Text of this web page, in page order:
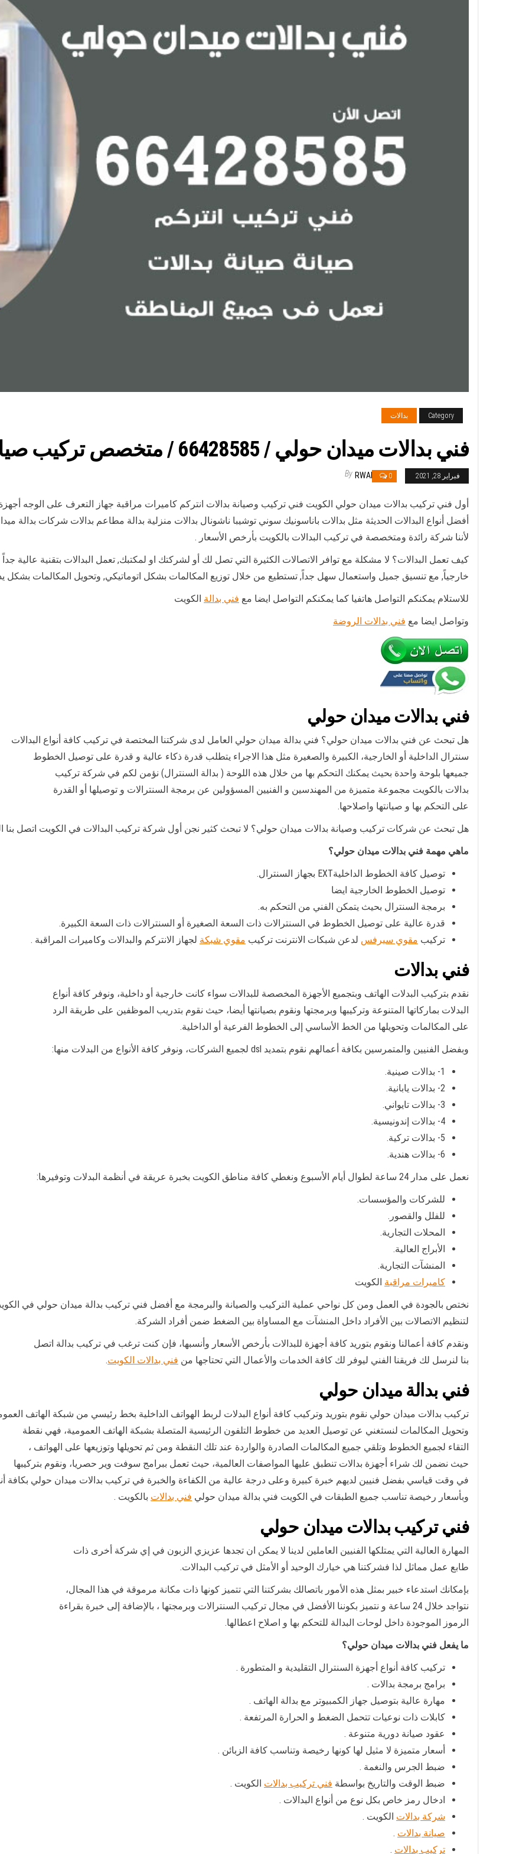
Category بدالات
فني بدالات ميدان حولي / 66428585 / متخصص تركيب صيانة بدالات ميدان حولي
فبراير 28, 2021 0
By RWAN
أول فني تركيب بدالات ميدان حولي الكويت فني تركيب وصيانة بدالات انتركم كاميرات مراقبة جهاز التعرف على الوجه
أفضل أنواع البدالات الحديثة مثل بدالات باناسونيك سوني توشيبا ناشونال بدالات منزلية بدالة مطاعم بدالات شركات بدالة
لأننا شركة رائدة ومتخصصة في تركيب البدالات بالكويت بأرخص الأسعار .
كيف تعمل البدالات؟ لا مشكلة مع توافر الاتصالات الكثيرة التي تصل لك أو لشركتك او لمكتبك, تعمل البدالات بتقنية عالية
خارجياً, مع تنسيق جميل واستعمال سهل جداً, تستطيع من خلال توزيع المكالمات بشكل اتوماتيكي, وتحويل المكالمات بشكل
للاستلام يمكنكم التواصل هاتفيا كما يمكنكم التواصل ايضا مع فني بدالة الكويت
وتواصل ايضا مع فني بدالات الروضة
فني بدالات ميدان حولي
هل تبحث عن فني بدالات ميدان حولي؟ فني بدالة ميدان حولي العامل لدى شركتنا المختصة في تركيب كافة أنواع البدالات
سنترال الداخلية أو الخارجية، الكبيرة والصغيرة مثل هذا الاجراء يتطلب قدرة ذكاء عالية و قدرة على توصيل الخطوط
جميعها بلوحة واحدة بحيث يمكنك التحكم بها من خلال هذه اللوحة ( بدالة السنترال) نؤمن لكم في شركة تركيب
بدالات بالكويت مجموعة متميزة من المهندسين و الفنيين المسؤولين عن برمجة السنترالات و توصيلها أو القدرة
على التحكم بها و صيانتها واصلاحها.
هل تبحث عن شركات تركيب وصيانة بدالات ميدان حولي؟ لا تبحث كثير نجن أول شركة تركيب البدالات في الكويت اتصل بنا
ماهي مهمة فني بدالات ميدان حولي؟
توصيل كافة الخطوط الداخليةEXT بجهاز السنترال.
توصيل الخطوط الخارجية ايضا
برمجة السنترال بحيث يتمكن الفني من التحكم به.
قدرة عالية على توصيل الخطوط في السنترالات ذات السعة الصغيرة أو السنترالات ذات السعة الكبيرة.
تركيب مقوي سيرفس لدعن شبكات الانترنت تركيب مقوي شبكة لجهاز الانتركم والبدالات وكاميرات المراقبة .
فني بدالات
نقدم بتركيب البدلات الهاتف وبتجميع الأجهزة المخصصة للبدالات سواء كانت خارجية أو داخلية، ونوفر كافة أنواع
البدلات بماركاتها المتنوعة وتركيبها وبرمجتها ونقوم بصيانتها أيضا، حيث نقوم بتدريب الموظفين على طريقة الرد
على المكالمات وتحويلها من الخط الأساسي إلى الخطوط الفرعية أو الداخلية.
وبفضل الفنيين والمتمرسين بكافة أعمالهم نقوم بتمديد dsl لجميع الشركات، ونوفر كافة الأنواع من البدلات منها:
1- بدالات صينية.
2- بدالات يابانية.
3- بدالات تايواني.
4- بدالات إندونيسية.
5- بدالات تركية.
6- بدالات هندية.
نعمل على مدار 24 ساعة لطوال أيام الأسبوع ونغطي كافة مناطق الكويت بخبرة عريقة في أنظمة البدلات وتوفيرها:
للشركات والمؤسسات.
للفلل والقصور.
المحلات التجارية.
الأبراج العالية.
المنشآت التجارية.
كاميرات مراقبة الكويت
نختص بالجودة في العمل ومن كل نواحي عملية التركيب والصيانة والبرمجة مع أفضل فني تركيب بدالة ميدان حولي في
لتنظيم الاتصالات بين الأفراد داخل المنشآت مع المساواة بين الضغط ضمن أفراد الشركة.
ونقدم كافة أعمالنا ونقوم بتوريد كافة أجهزة للبدالات بأرخص الأسعار وأنسبها، فإن كنت ترغب في تركيب بدالة اتصل
بنا لنرسل لك فريقنا الفني ليوفر لك كافة الخدمات والأعمال التي تحتاجها من فني بدالات الكويت.
فني بدالة ميدان حولي
تركيب بدالات ميدان حولي نقوم بتوريد وتركيب كافة أنواع البدلات لربط الهواتف الداخلية بخط رئيسي من شبكة الهاتف
وتحويل المكالمات لنستغني عن توصيل العديد من خطوط التلفون الرئيسية المتصلة بشبكة الهاتف العمومية، فهي نقطة
التقاء لجميع الخطوط وتلقي جميع المكالمات الصادرة والواردة عند تلك النقطة ومن ثم تحويلها وتوزيعها على الهواتف ،
حيث نضمن لك شراء أجهزة بدالات تنطبق عليها المواصفات العالمية، حيث تعمل ببرامج سوفت وير حصريا، ونقوم بتركيبها
في وقت قياسي بفضل فنيين لديهم خبرة كبيرة وعلى درجة عالية من الكفاءة والخبرة في تركيب بدالات ميدان حولي بكافة
وبأسعار رخيصة تناسب جميع الطبقات في الكويت فني بدالة ميدان حولي فني بدالات بالكويت .
فني تركيب بدالات ميدان حولي
المهارة العالية التي يمتلكها الفنيين العاملين لدينا لا يمكن ان تجدها عزيزي الزبون في إي شركة أخرى ذات
طابع عمل مماثل لذا فشركتنا هي خيارك الوحيد أو الأمثل في تركيب البدالات.
بإمكانك استدعاء خبير بمثل هذه الأمور باتصالك بشركتنا التي تتميز كونها ذات مكانة مرموقة في هذا المجال،
نتواجد خلال 24 ساعة و نتميز بكوننا الأفضل في مجال تركيب السنترالات وبرمجتها ، بالإضافة إلى خبرة بقراءة
الرموز الموجودة داخل لوحات البدالة للتحكم بها و اصلاح اعطالها.
ما يفعل فني بدالات ميدان حولي؟
تركيب كافة أنواع أجهزة السنترال التقليدية و المتطورة .
برامج برمجة بدالات .
مهارة عالية بتوصيل جهاز الكمبيوتر مع بدالة الهاتف .
كابلات ذات نوعيات تتحمل الضغط و الحرارة المرتفعة .
عقود صيانة دورية متنوعة .
أسعار متميزة لا مثيل لها كونها رخيصة وتناسب كافة الزبائن .
ضبط الجرس والنغمة .
ضبط الوقت والتاريخ بواسطة فني تركيب بدالات الكويت .
ادخال رمز خاص بكل نوع من أنواع البدالات .
شركة بدالات الكويت .
صيانة بدالات .
تركيب بدالات .